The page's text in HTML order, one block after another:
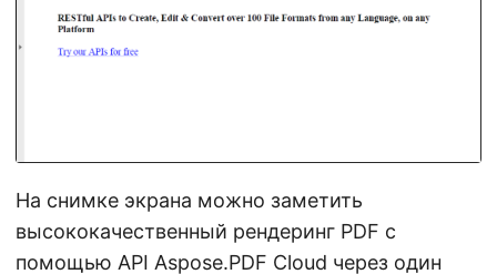
На снимке экрана можно заметить
высококачественный рендеринг PDF с
помощью API Aspose.PDF Cloud через один